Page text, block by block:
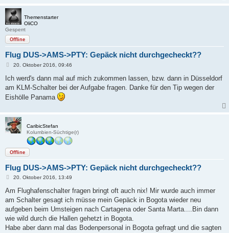
Themenstarter
OliCO
Gesperrt
Offline
Flug DUS->AMS->PTY: Gepäck nicht durchgecheckt??
B
i
r
a
g
20. Oktober 2016, 09:46
Ich werd's dann mal auf mich zukommen lassen, bzw. dann in Düsseldorf
am KLM-Schalter bei der Aufgabe fragen. Danke für den Tip wegen der
Eishölle Panama
CaribicStefan
Kolumbien-Süchtige(r)
Offline
Flug DUS->AMS->PTY: Gepäck nicht durchgecheckt??
B
i
r
a
20. Oktober 2016, 13:49
Am Flughafenschalter fragen bringt oft auch nix! Mir wurde auch immer
am Schalter gesagt ich müsse mein Gepäck in Bogota wieder neu
aufgeben beim Umsteigen nach Cartagena oder Santa Marta....Bin dann
wie wild durch die Hallen gehetzt in Bogota.
Habe aber dann mal das Bodenpersonal in Bogota gefragt und die sagten